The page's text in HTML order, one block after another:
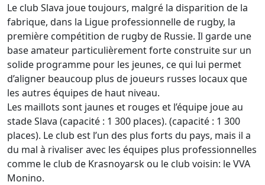
Le club Slava joue toujours, malgré la disparition de la
fabrique, dans la Ligue professionnelle de rugby, la
première compétition de rugby de Russie. Il garde une
base amateur particulièrement forte construite sur un
solide programme pour les jeunes, ce qui lui permet
d’aligner beaucoup plus de joueurs russes locaux que
les autres équipes de haut niveau.
Les maillots sont jaunes et rouges et l’équipe joue au
stade Slava (capacité : 1 300 places). (capacité : 1 300
places). Le club est l’un des plus forts du pays, mais il a
du mal à rivaliser avec les équipes plus professionnelles
comme le club de Krasnoyarsk ou le club voisin: le VVA
Monino.